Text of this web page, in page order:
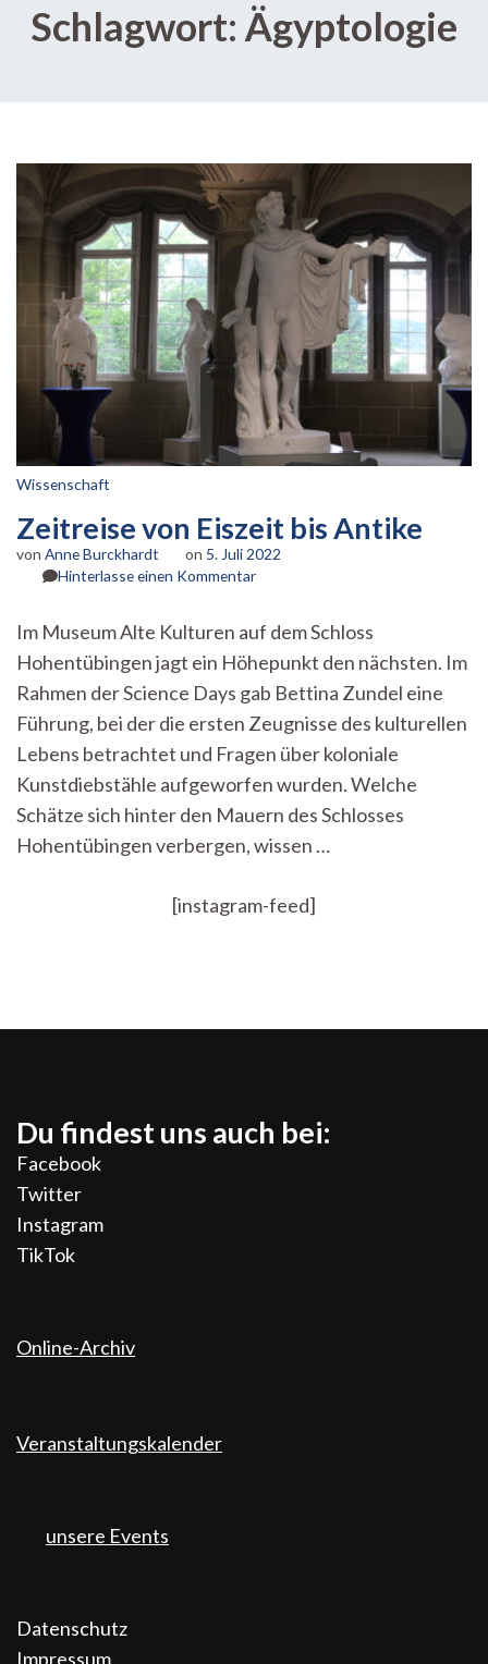
Schlagwort: Ägyptologie
Wissenschaft
Zeitreise von Eiszeit bis Antike
von Anne Burckhardt on 5. Juli 2022
Hinterlasse einen Kommentarzu
Eiszeit
bis
Antike
Im Museum Alte Kulturen auf dem Schloss
Hohentübingen jagt ein Höhepunkt den nächsten. Im
Rahmen der Science Days gab Bettina Zundel eine
Führung, bei der die ersten Zeugnisse des kulturellen
Lebens betrachtet und Fragen über koloniale
Kunstdiebstähle aufgeworfen wurden. Welche
Schätze sich hinter den Mauern des Schlosses
Hohentübingen verbergen, wissen …
[instagram-feed]
Du findest uns auch bei:
Facebook
Twitter
Instagram
TikTok
Online-Archiv
Veranstaltungskalender
unsere Events
Datenschutz
Impressum